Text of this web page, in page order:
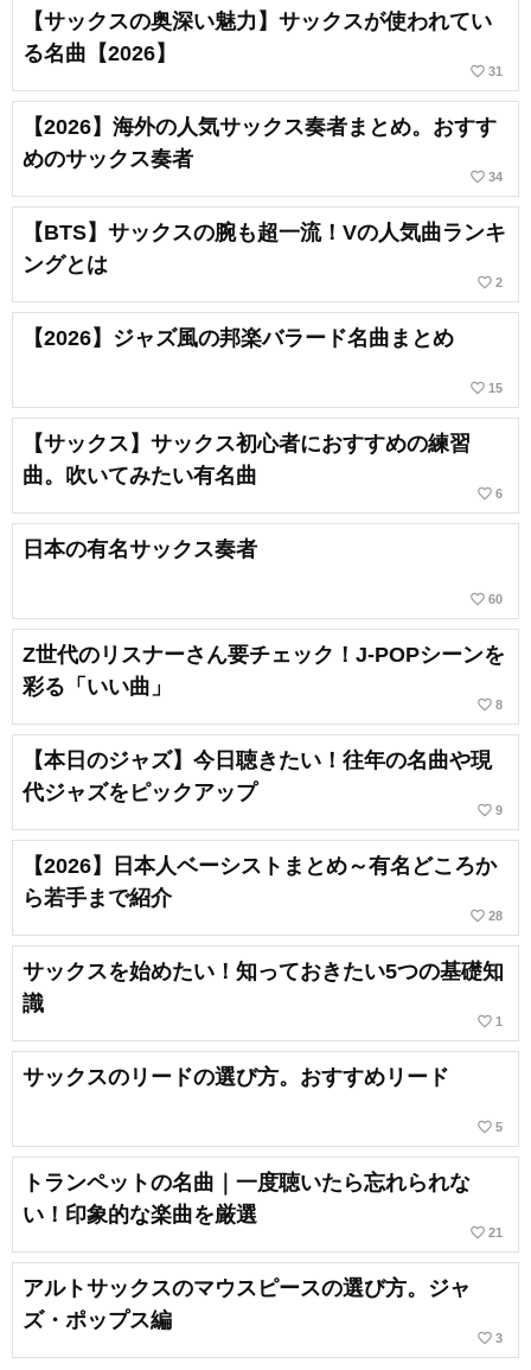
【サックスの奥深い魅力】サックスが使われてい
る名曲【2026】
favorite_border 31
【2026】海外の人気サックス奏者まとめ。おすす
めのサックス奏者
favorite_border 34
【BTS】サックスの腕も超一流！Vの人気曲ランキ
ングとは
favorite_border 2
【2026】ジャズ風の邦楽バラード名曲まとめ
favorite_border 15
【サックス】サックス初心者におすすめの練習
曲。吹いてみたい有名曲
favorite_border 6
日本の有名サックス奏者
favorite_border 60
Z世代のリスナーさん要チェック！J-POPシーンを
彩る「いい曲」
favorite_border 8
【本日のジャズ】今日聴きたい！往年の名曲や現
代ジャズをピックアップ
favorite_border 9
【2026】日本人ベーシストまとめ～有名どころか
ら若手まで紹介
favorite_border 28
サックスを始めたい！知っておきたい5つの基礎知
識
favorite_border 1
サックスのリードの選び方。おすすめリード
favorite_border 5
トランペットの名曲｜一度聴いたら忘れられな
い！印象的な楽曲を厳選
favorite_border 21
アルトサックスのマウスピースの選び方。ジャ
ズ・ポップス編
favorite_border 3